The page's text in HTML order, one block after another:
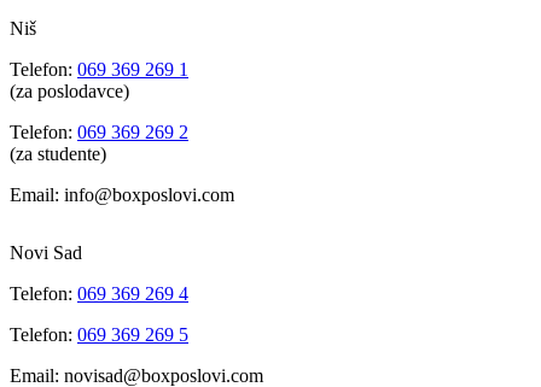
Niš
Telefon: 069 369 269 1
(za poslodavce)
Telefon: 069 369 269 2
(za studente)
Email: info@boxposlovi.com
Novi Sad
Telefon: 069 369 269 4
Telefon: 069 369 269 5
Email: novisad@boxposlovi.com